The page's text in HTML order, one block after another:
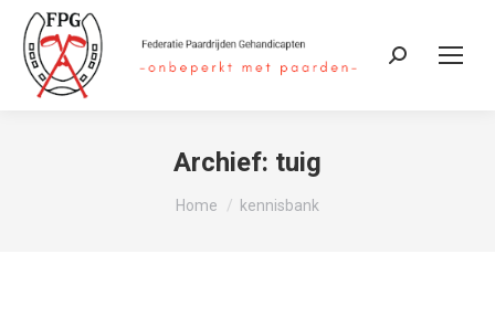
Zoeken:
Archief: tuig
Je bent hier:
Home kennisbank